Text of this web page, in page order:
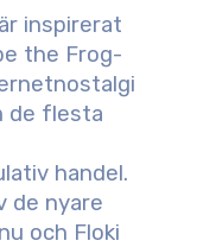
inspirerat
the Frog-
de flesta
handel.
de nyare
och Floki